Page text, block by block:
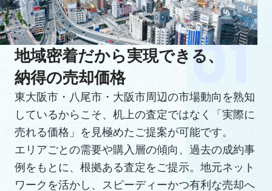
地域密着だから実現できる、
納得の売却価格
東大阪市・八尾市・大阪市周辺の市場動向を熟知
しているからこそ、机上の査定ではなく「実際に
売れる価格」を見極めたご提案が可能です。
エリアごとの需要や購入層の傾向、過去の成約事
例をもとに、根拠ある査定をご提示。地元ネット
ワークを活かし、スピーディーかつ有利な売却へ